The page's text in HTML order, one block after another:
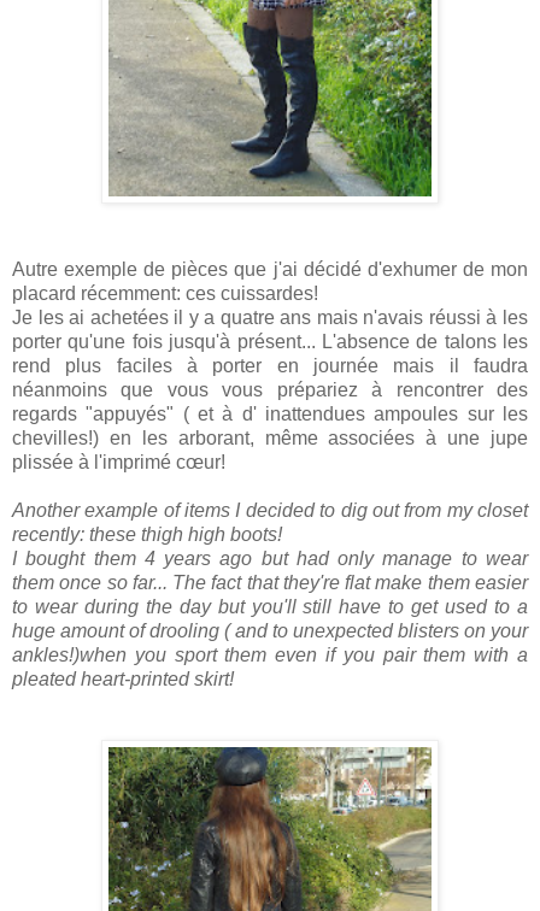
Autre exemple de pièces que j'ai décidé d'exhumer de mon
placard récemment: ces cuissardes!
Je les ai achetées il y a quatre ans mais n'avais réussi à les
porter qu'une fois jusqu'à présent... L'absence de talons les
rend plus faciles à porter en journée mais il faudra
néanmoins que vous vous prépariez à rencontrer des
regards "appuyés" ( et à d' inattendues ampoules sur les
chevilles!) en les arborant, même associées à une jupe
plissée à l'imprimé cœur!
Another example of items I decided to dig out from my closet
recently: these thigh high boots!
I bought them 4 years ago but had only manage to wear
them once so far... The fact that they're flat make them easier
to wear during the day but you'll still have to get used to a
huge amount of drooling ( and to unexpected blisters on your
ankles!)when you sport them even if you pair them with a
pleated heart-printed skirt!